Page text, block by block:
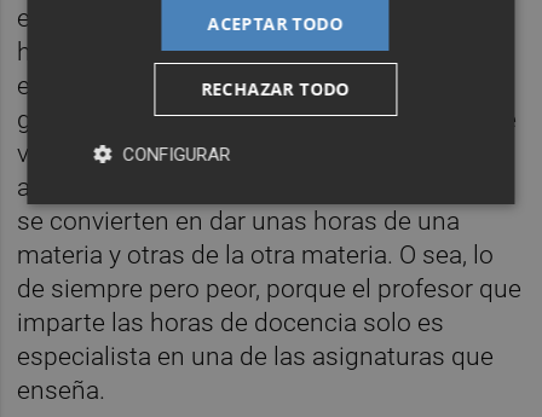
empeñemos, y os aseguro que en mi centro
hay grandes profesionales que se han
empeñado, las ecuaciones de segundo
grado y las mitocondrias no tienen nada que
ver. Así que al final los ámbitos entre
asignaturas que solo son afines en el papel
se convierten en dar unas horas de una
materia y otras de la otra materia. O sea, lo
de siempre pero peor, porque el profesor que
imparte las horas de docencia solo es
especialista en una de las asignaturas que
enseña.
ACEPTAR TODO
RECHAZAR TODO
CONFIGURAR